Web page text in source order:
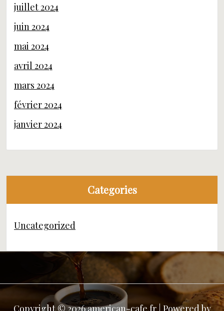
juillet 2024
juin 2024
mai 2024
avril 2024
mars 2024
février 2024
janvier 2024
Categories
Uncategorized
Copyright © 2026 american-cafe.fr | Powered by